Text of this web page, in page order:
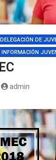
DELEGACIÓN DE
INFORMACIÓN
admin